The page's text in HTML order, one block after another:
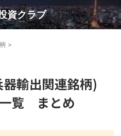
資クラブ
>
器輸出関連銘柄)
覧 まとめ